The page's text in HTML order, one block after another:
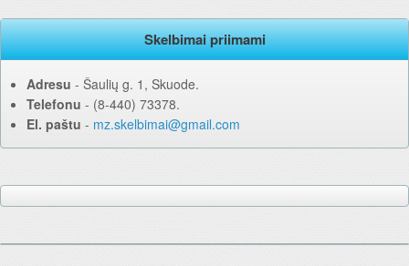
Skelbimai priimami
Adresu ‐ Šaulių g. 1, Skuode.
Telefonu ‐ (8-440) 73378.
El. paštu ‐ mz.skelbimai@gmail.com